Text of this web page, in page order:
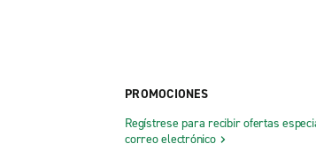
PROMOCIONES
Regístrese para recibir ofertas
correo electrónico